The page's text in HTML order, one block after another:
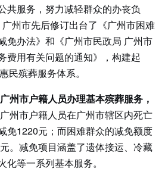
共服务，努力减轻群众的办丧负
州市先后修订出台了《广州市困难
免办法》和《广州市民政局 广州市
费用有关问题的通知》，构建起
民殡葬服务体系。
广州市户籍人员办理基本殡葬服务，
广州市户籍人员在广州市辖区内死亡
免1220元；而困难群众的减免额度
。减免项目涵盖了遗体接运、冷藏
等一系列基本服务。